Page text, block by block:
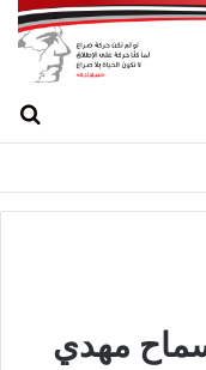
الجيش
مهدي